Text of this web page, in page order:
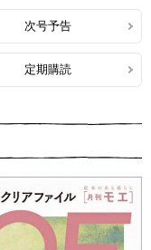
次号予告
定期購読